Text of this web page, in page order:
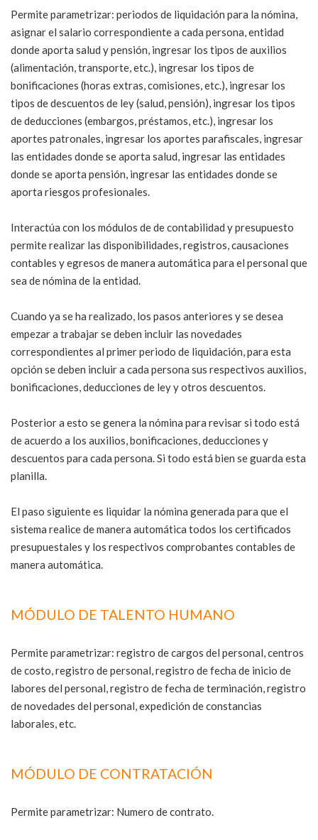
Permite parametrizar: periodos de liquidación para la nómina,
asignar el salario correspondiente a cada persona, entidad
donde aporta salud y pensión, ingresar los tipos de auxilios
(alimentación, transporte, etc.), ingresar los tipos de
bonificaciones (horas extras, comisiones, etc.), ingresar los
tipos de descuentos de ley (salud, pensión), ingresar los tipos
de deducciones (embargos, préstamos, etc.), ingresar los
aportes patronales, ingresar los aportes parafiscales, ingresar
las entidades donde se aporta salud, ingresar las entidades
donde se aporta pensión, ingresar las entidades donde se
aporta riesgos profesionales.
Interactúa con los módulos de de contabilidad y presupuesto
permite realizar las disponibilidades, registros, causaciones
contables y egresos de manera automática para el personal que
sea de nómina de la entidad.
Cuando ya se ha realizado, los pasos anteriores y se desea
empezar a trabajar se deben incluir las novedades
correspondientes al primer periodo de liquidación, para esta
opción se deben incluir a cada persona sus respectivos auxilios,
bonificaciones, deducciones de ley y otros descuentos.
Posterior a esto se genera la nómina para revisar si todo está
de acuerdo a los auxilios, bonificaciones, deducciones y
descuentos para cada persona. Si todo está bien se guarda esta
planilla.
El paso siguiente es liquidar la nómina generada para que el
sistema realice de manera automática todos los certificados
presupuestales y los respectivos comprobantes contables de
manera automática.
MÓDULO DE TALENTO HUMANO
Permite parametrizar: registro de cargos del personal, centros
de costo, registro de personal, registro de fecha de inicio de
labores del personal, registro de fecha de terminación, registro
de novedades del personal, expedición de constancias
laborales, etc.
MÓDULO DE CONTRATACIÓN
Permite parametrizar: Numero de contrato.